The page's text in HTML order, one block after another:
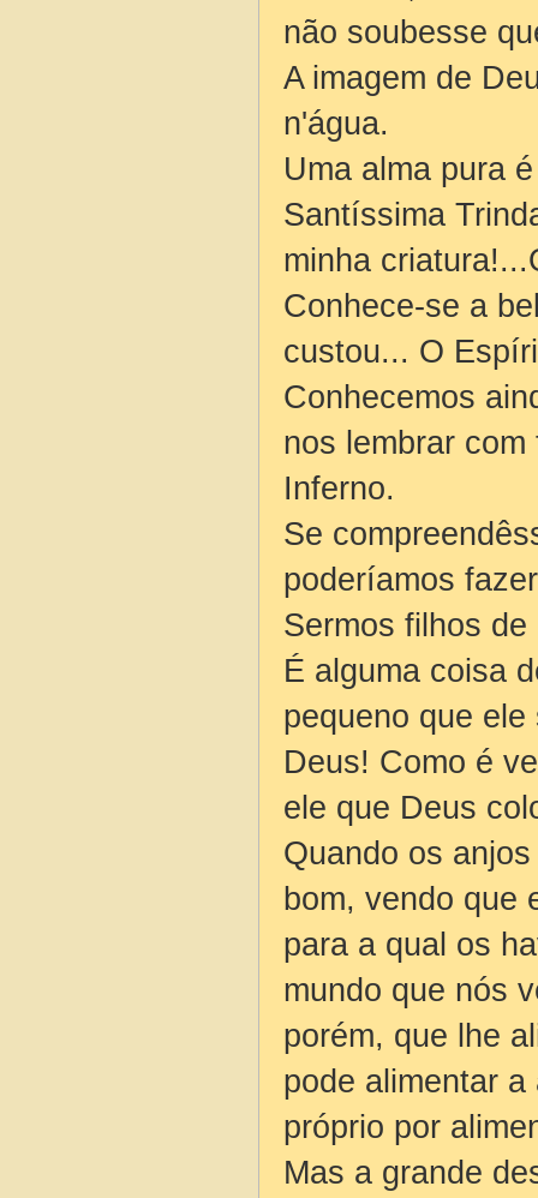
não soubesse
A imagem de
n'água.
Uma alma pura
Santíssima
minha
Conhece-se a
custou... O
Conhecemos
nos lembrar
Inferno.
Se
poderíamos
Sermos filhos
É alguma coisa
pequeno que
Deus! Como é
ele que Deus
Quando os
bom, vendo que
para a qual os
mundo que nós
porém, que lhe
pode alimentar
próprio por
Mas a grande